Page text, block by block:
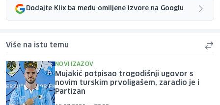
Dodajte Klix.ba među omiljene izvore na Googlu
Više na istu temu
NOVI IZAZOV
Mujakić potpisao trogodišnji ugovor s
novim turskim prvoligašem, zaradio je i
Partizan